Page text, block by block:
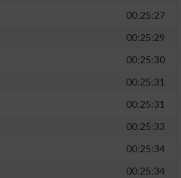
00:25:27
00:25:29
00:25:30
00:25:31
00:25:31
00:25:33
00:25:34
00:25:34